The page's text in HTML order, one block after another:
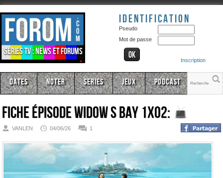
Séries TV : news et forums
Identification
Pseudo
Mot de passe
Inscription
Dates Noter Series Jeux Podcast
Fiche épisodeWidow s Bay 1x02:
VANLEN 04/06/26 1